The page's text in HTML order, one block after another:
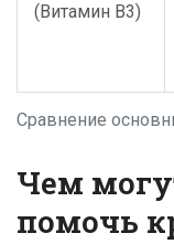
Сравнение
(Витамин B3)
Чем
помочь